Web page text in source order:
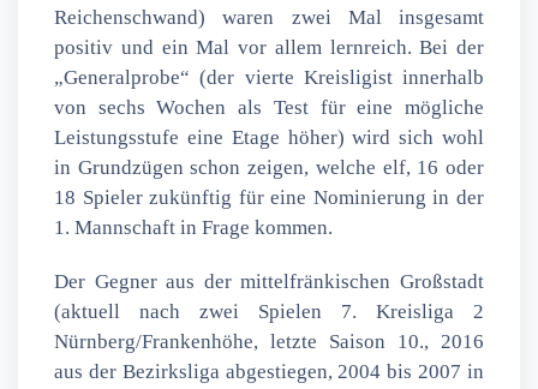
Reichenschwand) waren zwei Mal insgesamt
positiv und ein Mal vor allem lernreich. Bei der
„Generalprobe“ (der vierte Kreisligist innerhalb
von sechs Wochen als Test für eine mögliche
Leistungsstufe eine Etage höher) wird sich wohl
in Grundzügen schon zeigen, welche elf, 16 oder
18 Spieler zukünftig für eine Nominierung in der
1. Mannschaft in Frage kommen.
Der Gegner aus der mittelfränkischen Großstadt
(aktuell nach zwei Spielen 7. Kreisliga 2
Nürnberg/Frankenhöhe, letzte Saison 10., 2016
aus der Bezirksliga abgestiegen, 2004 bis 2007 in